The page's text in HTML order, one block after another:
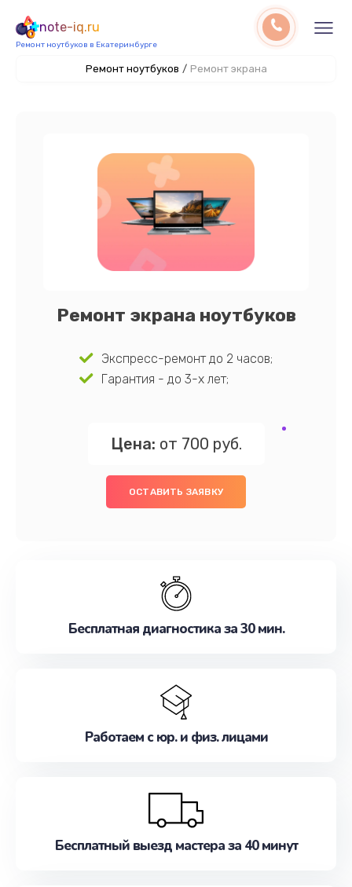
note-iq.ru
Ремонт ноутбуков в Екатеринбурге
Ремонт ноутбуков / Ремонт экрана
Ремонт экрана ноутбуков
Экспресс-ремонт до 2 часов;
Гарантия - до 3-х лет;
Цена: от 700 руб.
ОСТАВИТЬ ЗАЯВКУ
Бесплатная диагностика за 30 мин.
Работаем с юр. и физ. лицами
Бесплатный выезд мастера за 40 минут